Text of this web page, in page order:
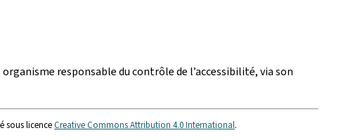
organisme responsable du contrôle de l’accessibilité, via son
sous licenceCreative Commons Attribution 4.0 International.